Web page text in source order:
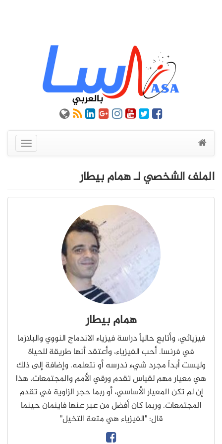
عرض
القائمة
الملف الشخصي لـ همام بيطار
همام بيطار
فيزيائي، وأتابع حالياً دراسة فيزياء الاندماج النووي والبلازما
في فرنسا. أحب الفيزياء، وأعتقد أنها طريقة للحياة
وليست أبداً مجرد شيء ندرسه أو نتعلمه. وإضافة إلى ذلك
هي معيار مهم لقياس تقدم ورقي الأمم والمجتمعات، هذا
إن لم تكن المعيار الأساسي، أو ربما حجر الزاوية في تقدم
المجتمعات. وربما كان أفضل من عبر عنها فاينمان حينما
قال: "الفيزياء هي متعة التخيل"